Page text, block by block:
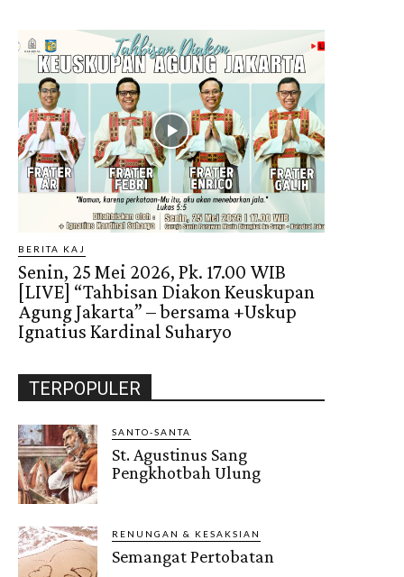
BERITA KAJ
Senin, 25 Mei 2026, Pk. 17.00 WIB
[LIVE] “Tahbisan Diakon Keuskupan
Agung Jakarta” – bersama +Uskup
Ignatius Kardinal Suharyo
TERPOPULER
SANTO-SANTA
St. Agustinus Sang
Pengkhotbah Ulung
RENUNGAN & KESAKSIAN
Semangat Pertobatan